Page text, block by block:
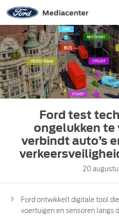
Mediacenter
Ford test
ongelukken
verbindt auto’s
20
Ford ontwikkelt digitale tool
voertuigen en sensoren langs